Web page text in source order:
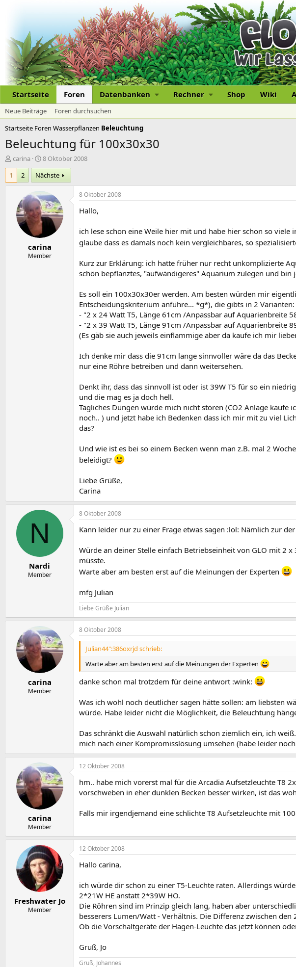
Startseite Foren Datenbanken Rechner Shop Wiki
Neue Beiträge
Foren durchsuchen
Startseite Foren Wasserpflanzen Beleuchtung
Beleuchtung für 100x30x30
E
r
t
carina
E
r
s
t
e
l
l
t
m
8 Oktober 2008
1
2 Nächste
carina
Member
8 Oktober 2008
Hallo,
ich lese schon eine Weile hier mit und habe hier schon so
glaube dass es damals noch kein vergleichbares, so
Kurz zur Erklärung: ich hatte früher nur recht unkomplizierte
schön bepflanztes, "aufwändigeres" Aquarium zulegen und bin
Es soll ein 100x30x30er werden. Am besten würden mir
Entscheidungskriterium anführe... *g*), die gibts in 2 Varianten:
- "2 x 24 Watt T5, Länge 61cm /Anpassbar auf Aquarienbreite
- "2 x 39 Watt T5, Länge 91cm /Anpassbar auf Aquarienbreite
(Es gäb sie auch jeweils einflammige aber da kaufe ich mir
Ich denke mir dass die 91cm lange sinnvoller wäre da das
nur eine Röhre betreiben und dann weitersehen.
Denkt ihr, dass das sinnvoll ist oder ist 39W T5 für so ein
und die mag es ja doch hell.
Tägliches Düngen würde mich nicht stören (CO2 Anlage
noch.. ) und jetzt habe ich Bedenken dass ich mir mit zu viel
das?
Und wie ist es bei so einem Becken wenn man z.B. mal 2
beleidigt?
Liebe Grüße,
Carina
N
Nardi
Member
8 Oktober 2008
Kann leider nur zu einer Frage etwas sagen :lol: Nämlich zur
Würde an deiner Stelle einfach Betriebseinheit von GLO mit 2
müsste.
Warte aber am besten erst auf die Meinungen der Experten
mfg Julian
Liebe Grüße Julian
carina
Member
8 Oktober 2008
Julian44":386oxrjd schrieb:
Warte aber am besten erst auf die Meinungen der Experten
danke schon mal trotzdem für deine antwort :wink:
Was ich wohl noch deutlicher sagen hätte sollen: am liebsten
würde. Habe leider nicht die Möglichkeit, die Beleuchtung
Das schränkt die Auswahl natürlich schon ziemlich ein, ich
mich nach einer Kompromisslösung umsehen (habe leider
carina
Member
12 Oktober 2008
hm.. habe mich vorerst mal für die Arcadia Aufsetzleuchte T8
vorschweben in eher dunklen Becken besser wirken, ist das
Falls mir irgendjemand eine schlichte T8 Aufsetzleuchte mit
Freshwater Jo
Member
12 Oktober 2008
Hallo carina,
ich würde dir schon zu einer T5-Leuchte raten. Allerdings
2*21W HE anstatt 2*39W HO.
Die Röhren sind im Prinzip gleich lang, haben aber
besserers Lumen/Watt - Verhältnis. Die Differenz zwischen
Ob die Vorschaltgeräte der Hagen-Leuchte das jetzt können
Gruß, Jo
Gruß, Johannes